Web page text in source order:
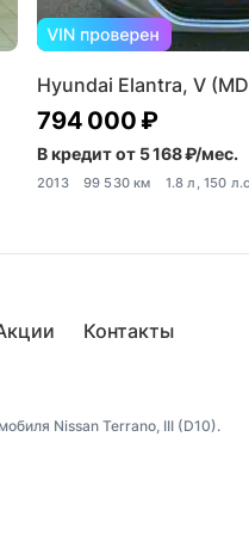
Hyundai Elantra, V
794 000 ₽
В кредит от 5 168 ₽/мес.
2013 99 530 км 1.8 л, 150
Контакты
Nissan Terrano, III (D10).